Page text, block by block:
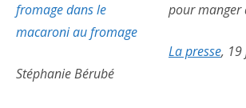
pour manger
La presse, 19
Stéphanie Bérubé